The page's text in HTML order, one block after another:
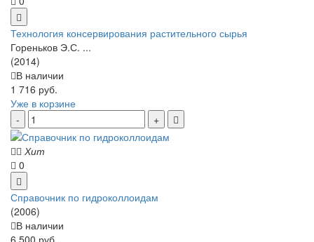
Технология консервирования растительного сырья
Гореньков Э.С. ...
(2014)
В наличии
1 716 руб.
Уже в корзине
Хит
0
Справочник по гидроколлоидам
(2006)
В наличии